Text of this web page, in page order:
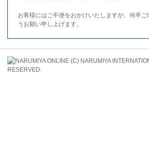
お客様にはご不便をおかけいたしますが、何卒ご
うお願い申し上げます。